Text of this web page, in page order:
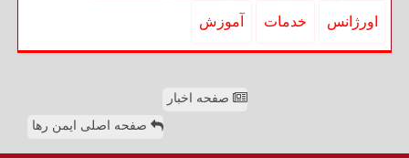
اورژانس خدمات آموزش
صفحه اخبار
صفحه اصلی ایمن رها